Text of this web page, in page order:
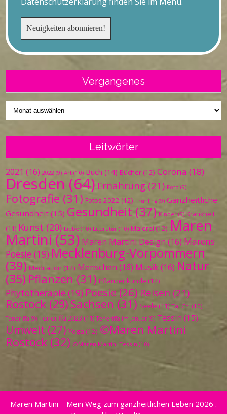
Vergangenes
Vergangenes
Leitwörter
2021 (16) 2022 (9) Art (10) Buch (14) Bücher (12) Corona (18)
Dresden (64) Ernährung (21) Foto (9)
Fotografie (31) Fotos 2022 (12) Frühling (9) Ganzheitliche
Gesundheit (15) Gesundheit(37) Kinder(9) Krankheit
(11) Kunst (20) Liebe (10) Literatur (10) Malerei (12) Maren
Martini (53) Maren Martini Design(16) Marens
Poesie (19) Mecklenburg-Vorpommern
(39) Meditation (12) Menschen (16) Musik(16) Natur
(35) Pflanzen (31) Pflanzenkunde (12)
Phytotherapie (19) Poesie (26) Reisen (21)
Rostock (29) Sachsen (31) Seele (11) Tai Chi (10)
Teneriffa (9) Teneriffa 2023 (11) Teneriffa im Januar (9) Tessin (15)
Umwelt (27) Yoga (12) ©Maren Martini
Rostock (32) ©Maren Martini Tessin (10)
Maren Martini – Mein Weg zum ganzheitlichen Leben 2026 .